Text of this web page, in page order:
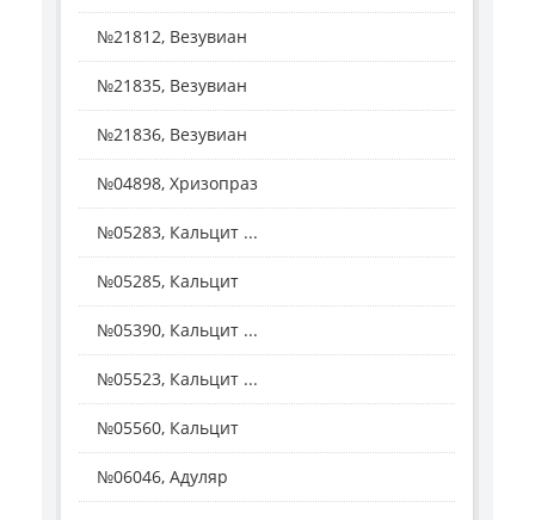
№21812, Везувиан
№21835, Везувиан
№21836, Везувиан
№04898, Хризопраз
№05283, Кальцит ...
№05285, Кальцит
№05390, Кальцит ...
№05523, Кальцит ...
№05560, Кальцит
№06046, Адуляр